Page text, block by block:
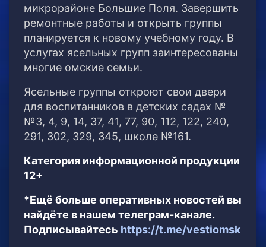
микрорайоне Большие Поля. Завершить
ремонтные работы и открыть группы
планируется к новому учебному году. В
услугах ясельных групп заинтересованы
многие омские семьи.
Ясельные группы откроют свои двери
для воспитанников в детских садах №
№3, 4, 9, 14, 37, 41, 77, 90, 112, 122, 240,
291, 302, 329, 345, школе №161.
Категория информационной продукции
12+
*Ещё больше оперативных новостей вы
найдёте в нашем телеграм-канале.
Подписывайтесь https://t.me/vestiomsk